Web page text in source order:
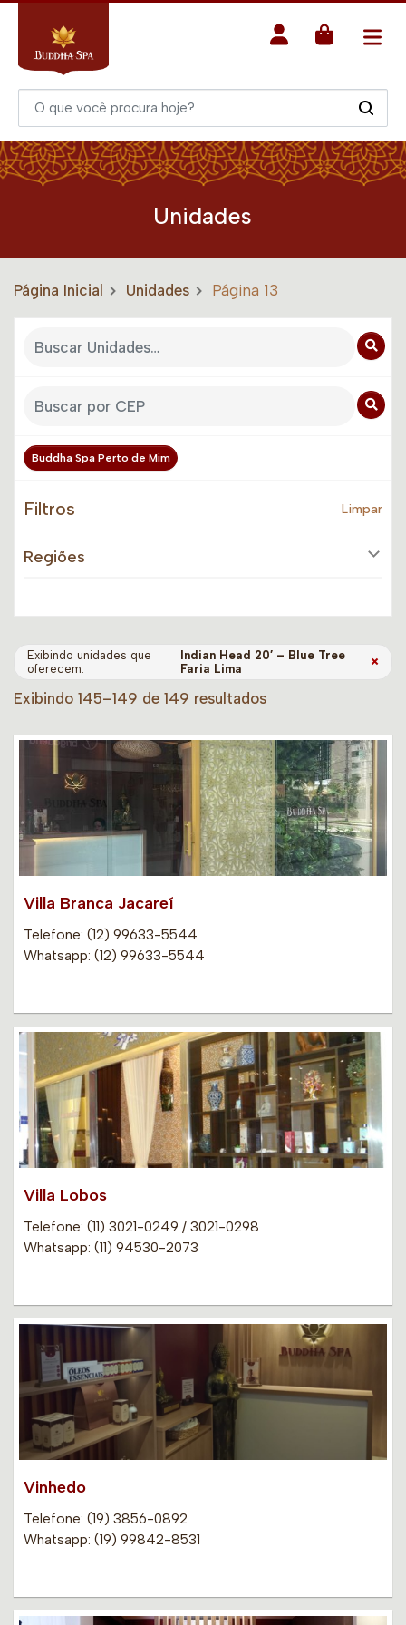
Unidades
Página Inicial Unidades Página 13
Buddha Spa Perto de Mim
Filtros Limpar
Regiões
Exibindo unidades que
oferecem:
Indian Head 20′ – Blue Tree
Faria Lima
×
Exibindo 145–149 de 149 resultados
Villa Branca Jacareí
Telefone: (12) 99633-5544
Whatsapp: (12) 99633-5544
Villa Lobos
Telefone: (11) 3021-0249 / 3021-0298
Whatsapp: (11) 94530-2073
Vinhedo
Telefone: (19) 3856-0892
Whatsapp: (19) 99842-8531